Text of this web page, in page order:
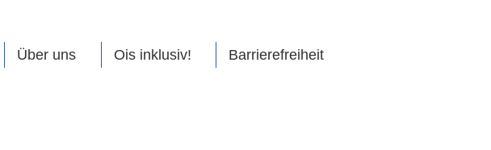
Über uns Ois inklusiv! Barrierefreiheit